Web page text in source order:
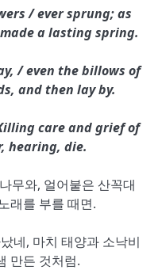
/ ever sprung; as
a lasting spring.
/ even the billows of
and then lay by.
care and grief of
hearing, die.
무와, 얼어붙은 산꼭대
래를 부를 때면.
네, 마치 태양과 소낙비
만든 것처럼.